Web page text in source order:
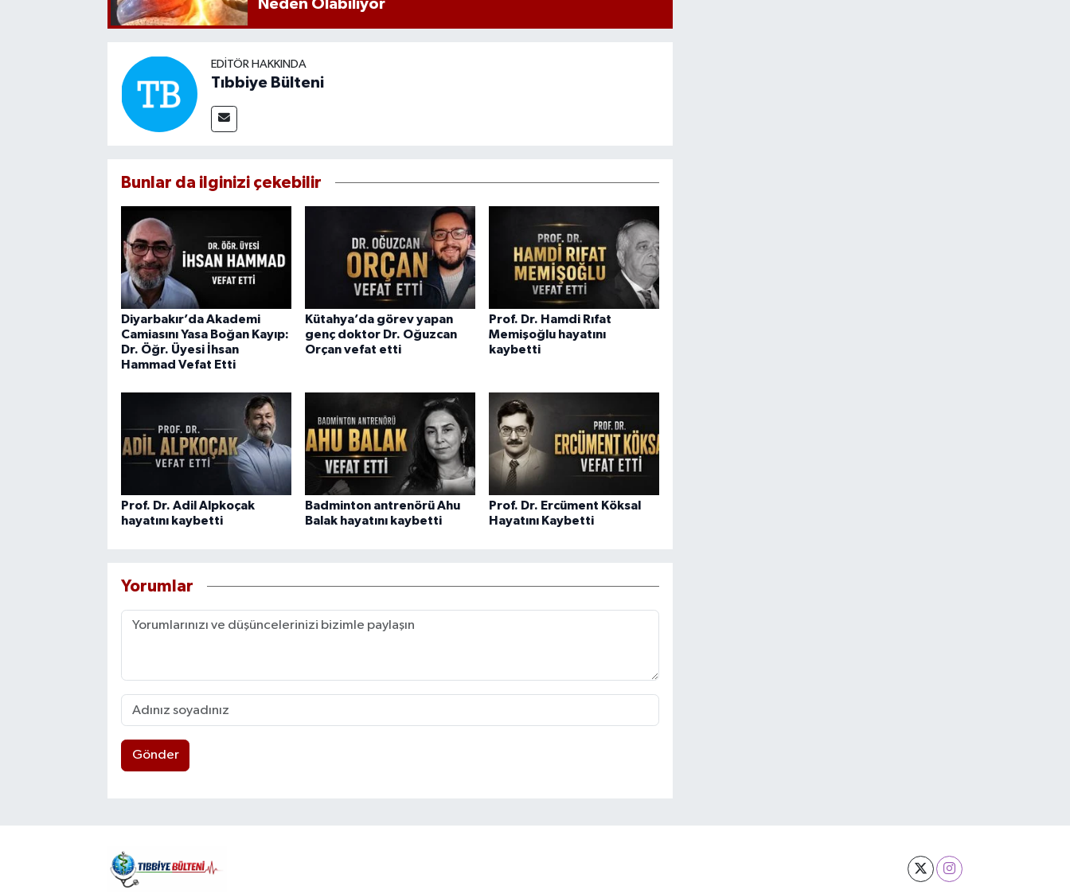
Neden Olabiliyor
EDITÖR HAKKINDA
Tıbbiye Bülteni
Bunlar da ilginizi çekebilir
Diyarbakır’da Akademi
Camiasını Yasa Boğan Kayıp:
Dr. Öğr. Üyesi İhsan
Hammad Vefat Etti
Kütahya’da görev yapan
genç doktor Dr. Oğuzcan
Orçan vefat etti
Prof. Dr. Hamdi Rıfat
Memişoğlu hayatını
kaybetti
Prof. Dr. Adil Alpkoçak
hayatını kaybetti
Badminton antrenörü Ahu
Balak hayatını kaybetti
Prof. Dr. Ercüment Köksal
Hayatını Kaybetti
Yorumlar
Gönder